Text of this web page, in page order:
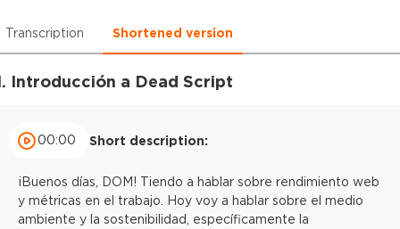
Transcription Shortened version
Introducción a Dead Script
00:00 Short description:
¡Buenos días, DOM! Tiendo a hablar sobre rendimiento web
y métricas en el trabajo. Hoy voy a hablar sobre el medio
ambiente y la sostenibilidad, específicamente la